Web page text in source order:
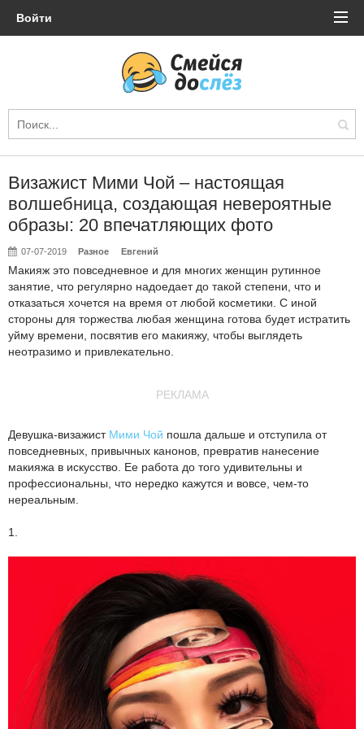
Войти
Визажист Мими Чой – настоящая
волшебница, создающая невероятные
образы: 20 впечатляющих фото
07-07-2019 Разное Евгений
Макияж это повседневное и для многих женщин рутинное
занятие, что регулярно надоедает до такой степени, что и
отказаться хочется на время от любой косметики. С иной
стороны для торжества любая женщина готова будет истратить
уйму времени, посвятив его макияжу, чтобы выглядеть
неотразимо и привлекательно.
РЕКЛАМА
Девушка-визажист Мими Чой пошла дальше и отступила от
повседневных, привычных канонов, превратив нанесение
макияжа в искусство. Ее работа до того удивительны и
профессиональны, что нередко кажутся и вовсе, чем-то
нереальным.
1.